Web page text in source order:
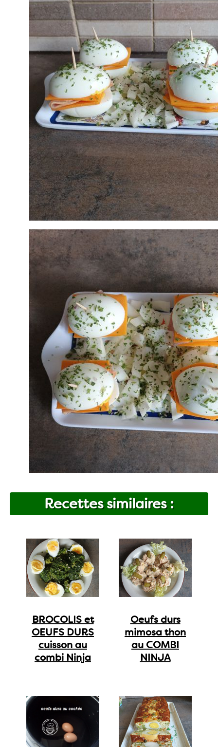
Recettes similaires :
BROCOLIS et
OEUFS DURS
cuisson au
combi Ninja
Oeufs durs
mimosa thon
au COMBI
NINJA